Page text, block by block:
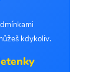
kdykoliv.